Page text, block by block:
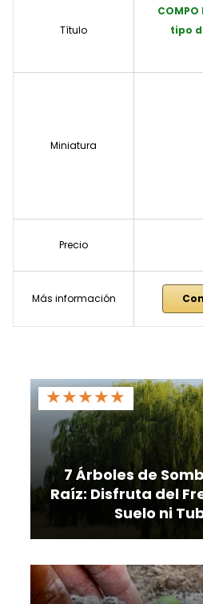
Título
tipo
Miniatura
Precio
Más información
★★★★★
7 Árboles de
Raíz: Disfruta del
Suelo ni